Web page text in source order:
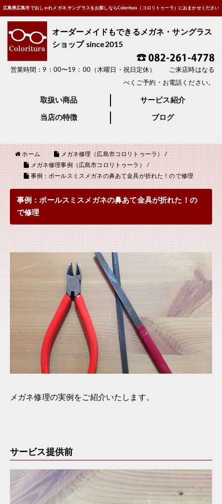
広島県広島市でおしゃれメガネ,サングラスをお探しならColoritura（コロリトゥーラ）におまかせください
オーダーメイドもできるメガネ・サングラス
ショップ since2015
営業時間：9：00〜19：00（木曜日・祝日定休） ご来店時はなる
べくご予約・お電話ください。
取扱い商品 サービス紹介
当店の特徴 ブログ
ホーム メガネ修理（広島市コロリトゥーラ）
/
メガネ修理事例（広島市コロリトゥーラ）
/
事例：ポールスミスメガネの鼻あて金具が折れた！ので修理
事例：ポールスミスメガネの鼻あて金具が折れた！の
で修理
メガネ修理の実例をご紹介いたします。
サービス提供前